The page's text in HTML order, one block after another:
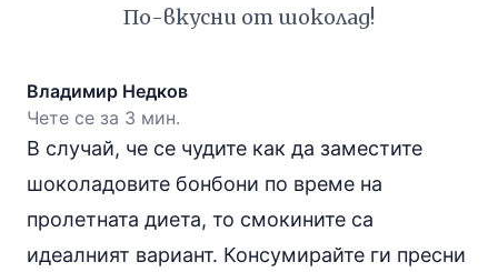
По-вкусни от шоколад!
Владимир Недков
Чете се за 3 мин.
В случай, че се чудите как да заместите
шоколадовите бонбони по време на
пролетната диета, то смокините са
идеалният вариант. Консумирайте ги пресни